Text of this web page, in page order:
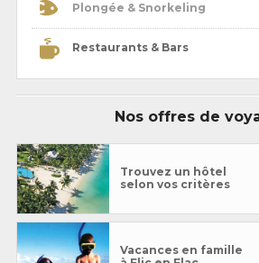
Plongée & Snorkeling
Restaurants & Bars
Nos offres de
Trouvez un hôtel
selon vos critères
Vacances en famille